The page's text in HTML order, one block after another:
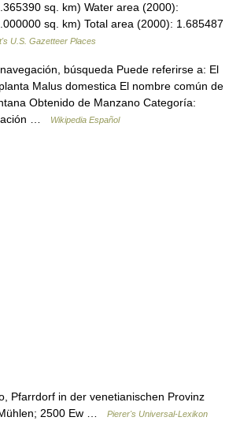
sq. km) Water area (2000):
sq. km) Total area (2000): 1.685487
U.S. Gazetteer Places
búsqueda Puede referirse a: El
Malus domestica El nombre común de
Obtenido de Manzano Categoría:
…
Wikipedia Español
Pfarrdorf in der venetianischen Provinz
2500 Ew …
Pierer's Universal-Lexikon